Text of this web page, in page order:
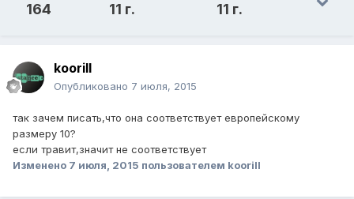
164 11 г. 11 г.
koorill
Опубликовано 7 июля, 2015
так зачем писать,что она соответствует европейскому
размеру 10?
если травит,значит не соответствует
Изменено 7 июля, 2015 пользователем koorill